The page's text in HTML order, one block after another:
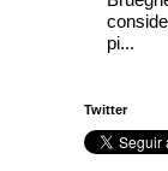
pi...
Twitter